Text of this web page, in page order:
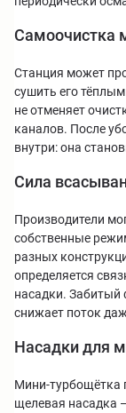
Самоочистка
Станция может
сушить его
не отменяет
каналов. После
внутри: она
Сила
Производители
собственные
разных
определяется
насадки. Забитый
снижает поток
Насадки для
Мини-турбощётка
щелевая насадка